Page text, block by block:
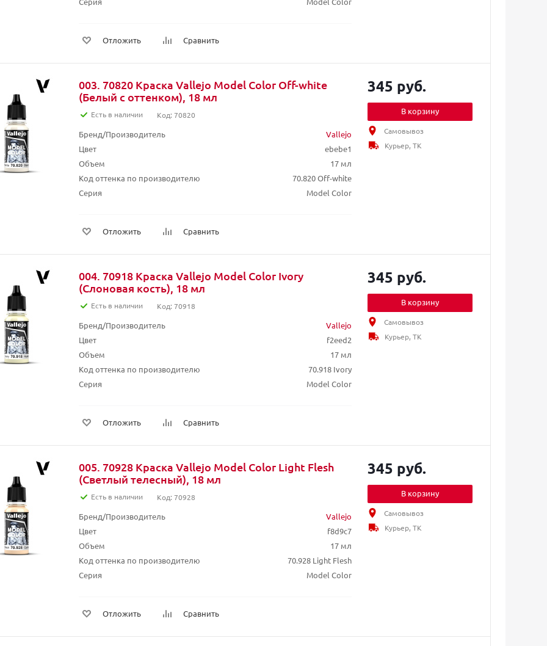
Отложить Сравнить
003. 70820 Краска Vallejo Model Color Off-white
(Белый с оттенком), 18 мл
Есть в наличии Код: 70820
Бренд/Производитель
Vallejo
Цвет
ebebe1
Объем
17 мл
Код оттенка по производителю
70.820 Off-white
Серия
Model Color
Отложить Сравнить
345 руб.
В корзину
Самовывоз
Курьер, ТК
004. 70918 Краска Vallejo Model Color Ivory
(Слоновая кость), 18 мл
Есть в наличии Код: 70918
Бренд/Производитель
Vallejo
Цвет
f2eed2
Объем
17 мл
Код оттенка по производителю
70.918 Ivory
Серия
Model Color
Отложить Сравнить
345 руб.
В корзину
Самовывоз
Курьер, ТК
005. 70928 Краска Vallejo Model Color Light Flesh
(Светлый телесный), 18 мл
Есть в наличии Код: 70928
Бренд/Производитель
Vallejo
Цвет
f8d9c7
Объем
17 мл
Код оттенка по производителю
70.928 Light Flesh
Серия
Model Color
Отложить Сравнить
345 руб.
В корзину
Самовывоз
Курьер, ТК